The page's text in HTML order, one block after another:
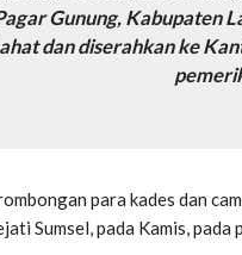
Gunung, Kabupaten
dan diserahkan ke
para kades dan
Sumsel, pada Kamis, pada